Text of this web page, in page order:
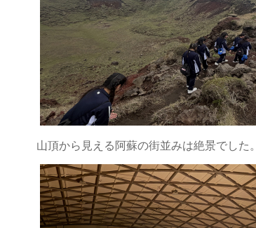
山頂から見える阿蘇の街並みは絶景でした。